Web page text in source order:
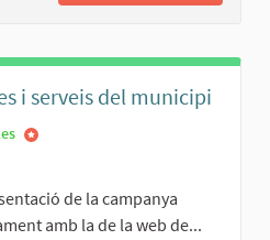
i serveis del municipi
de la campanya
amb la de la web de...